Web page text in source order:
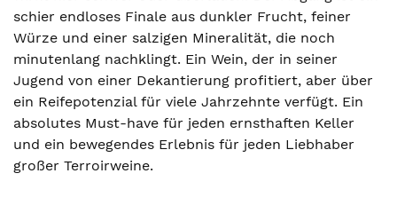
schier endloses Finale aus dunkler Frucht, feiner
Würze und einer salzigen Mineralität, die noch
minutenlang nachklingt. Ein Wein, der in seiner
Jugend von einer Dekantierung profitiert, aber über
ein Reifepotenzial für viele Jahrzehnte verfügt. Ein
absolutes Must-have für jeden ernsthaften Keller
und ein bewegendes Erlebnis für jeden Liebhaber
großer Terroirweine.